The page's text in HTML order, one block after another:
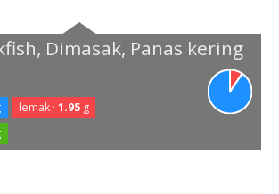
Dimasak, Panas kering
lemak · 1.95g